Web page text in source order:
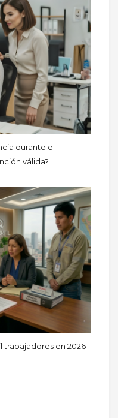
durante el
válida?
trabajadores en 2026